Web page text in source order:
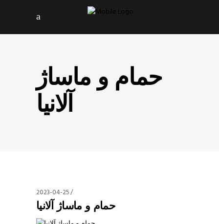
حمام و ماساژ
آلانیا
2023-04-25
حمام و ماساژ آلانیا